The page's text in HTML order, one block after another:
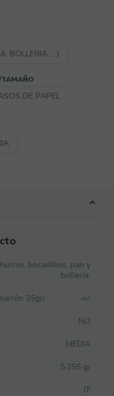
BOLLERIA, ...)
TAMAÑO
DE PAPEL
bocadillos, pan y
bollería.
35gr/ m²
NO
MEDIA
5.255 gr
0º